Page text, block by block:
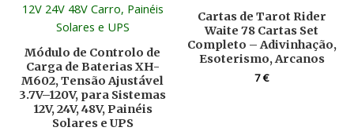
Módulo de Controlo de
Carga de Baterias XH-
M602, Tensão Ajustável
3.7V–120V, para Sistemas
12V, 24V, 48V, Painéis
Solares e UPS
Cartas de Tarot Rider
Waite 78 Cartas Set
Completo – Adivinhação,
Esoterismo, Arcanos
7€